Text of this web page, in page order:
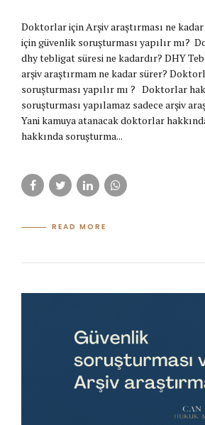
Doktorlar için Arşiv araştırması ne
için güvenlik soruşturması yapılır mı?
dhy tebligat süresi ne kadardır? DHY
arşiv araştırmam ne kadar sürer?
soruşturması yapılır mı ? Doktorlar
soruşturması yapılamaz sadece arşiv
Yani kamuya atanacak doktorlar
hakkında soruşturma...
READ MORE